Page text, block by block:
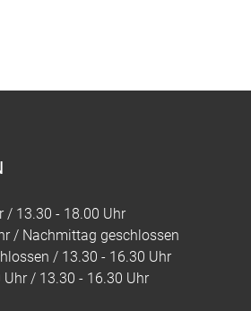
/ 13.30 - 18.00 Uhr
/ Nachmittag geschlossen
/ 13.30 - 16.30 Uhr
/ 13.30 - 16.30 Uhr